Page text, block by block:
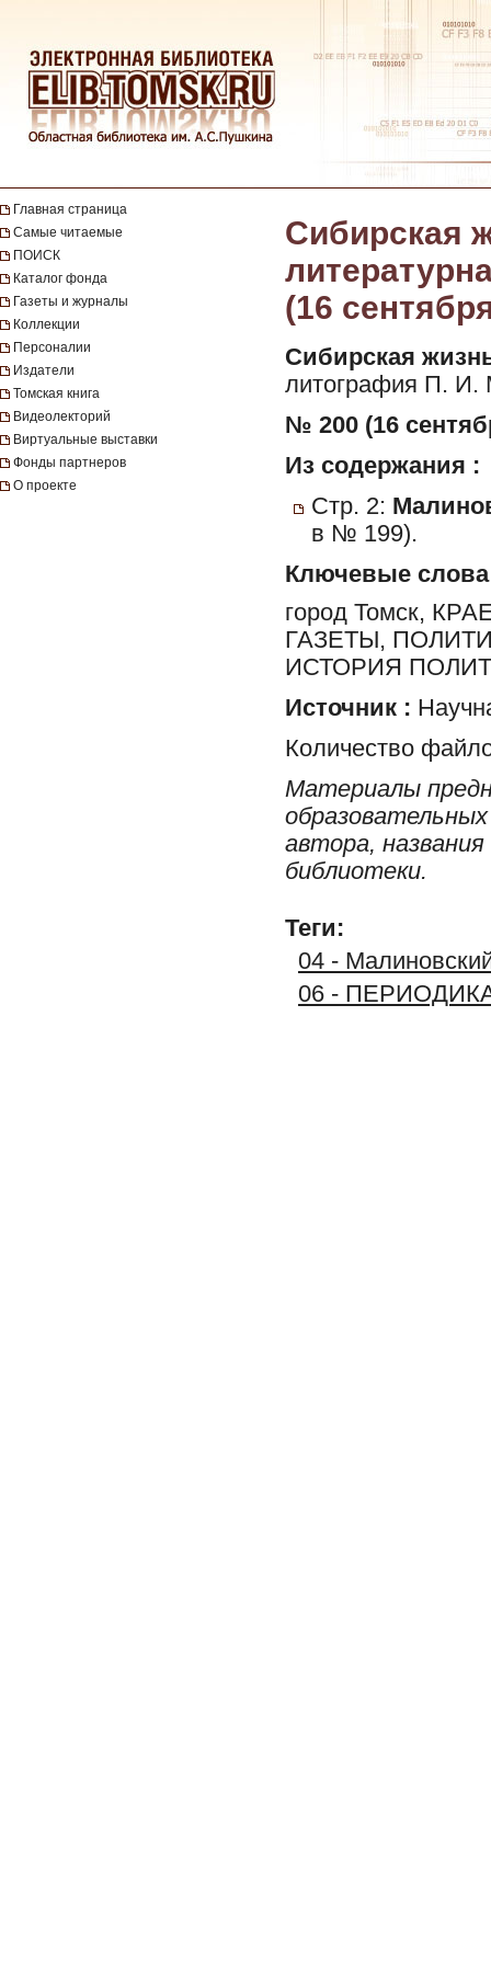
Главная страница
Самые читаемые
ПОИСК
Каталог фонда
Газеты и журналы
Коллекции
Персоналии
Издатели
Томская книга
Видеолекторий
Виртуальные выставки
Фонды партнеров
О проекте
Сибирская
(16
Сибирская
литография П. И.
№ 200 (16
Из содержания :
Стр. 2:
в № 199).
Ключевые слова
город Томск,
ГАЗЕТЫ,
ИСТОРИЯ
Источник :
Количество
Материалы
автора,
библиотеки.
Теги:
04 -
06 -